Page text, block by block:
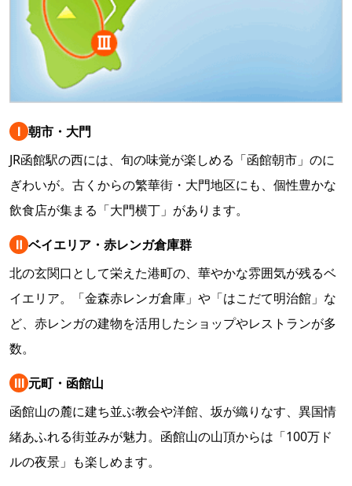
Ⅰ 朝市・大門
JR函館駅の西には、旬の味覚が楽しめる「函館朝市」のに
ぎわいが。古くからの繁華街・大門地区にも、個性豊かな
飲食店が集まる「大門横丁」があります。
Ⅱ ベイエリア・赤レンガ倉庫群
北の玄関口として栄えた港町の、華やかな雰囲気が残るベ
イエリア。「金森赤レンガ倉庫」や「はこだて明治館」な
ど、赤レンガの建物を活用したショップやレストランが多
数。
Ⅲ 元町・函館山
函館山の麓に建ち並ぶ教会や洋館、坂が織りなす、異国情
緒あふれる街並みが魅力。函館山の山頂からは「100万ド
ルの夜景」も楽しめます。